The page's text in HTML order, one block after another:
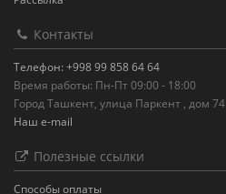
Контакты
Телефон: +998 99 858 64 64
Время работы: Пн-Пт 09:00 - 18:00
Город Ташкент, улица Паркент , дом 74
Наш e-mail
Полезные ссылки
Способы оплаты